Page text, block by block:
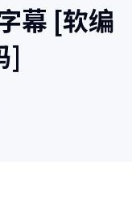
幕 [软编
]